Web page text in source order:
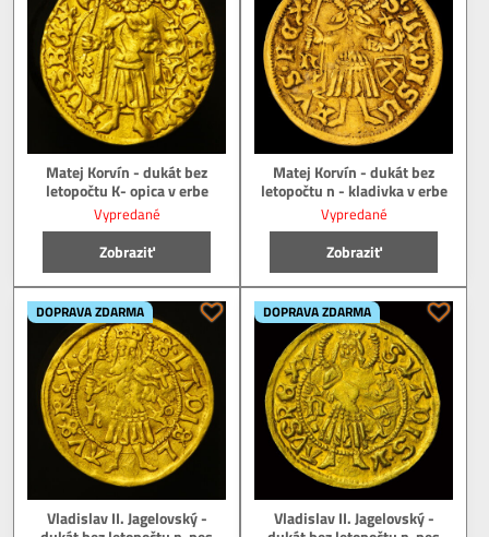
Matej Korvín - dukát bez
letopočtu K- opica v erbe
Vypredané
Zobraziť
Matej Korvín - dukát bez
letopočtu n - kladivka v erbe
Vypredané
Zobraziť
DOPRAVA ZDARMA
Vladislav II. Jagelovský -
DOPRAVA ZDARMA
Vladislav II. Jagelovský -